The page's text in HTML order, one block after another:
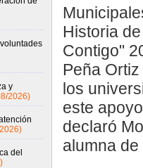
y
2026)
del
Historia
Contigo"
Peña
los
este
declaró
alumna